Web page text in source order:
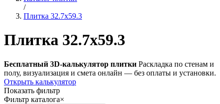
/
Плитка 32.7x59.3
Плитка 32.7x59.3
Бесплатный 3D-калькулятор плитки Раскладка по стенам и
полу, визуализация и смета онлайн — без оплаты и установки.
Открыть калькулятор
Показать фильтр
Фильтр каталога×